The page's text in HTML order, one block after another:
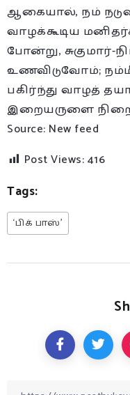
ஆகையால், நம்
வாழக்கூடிய
போன்று, சுகுமார்-
உணவிடுவோம்;
பகிர்ந்து வாழத்
இறையருளை
Source: New feed
Post Views:416
Tags:
‘பிக் பாஸ்’